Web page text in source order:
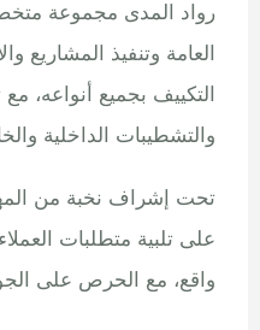
رواد المدى مجموعة
العامة وتنفيذ المشاريع
التكييف بجميع أنواعه،
والتشطيبات الداخلية
تحت إشراف نخبة من
على تلبية متطلبات
واقع، مع الحرص على